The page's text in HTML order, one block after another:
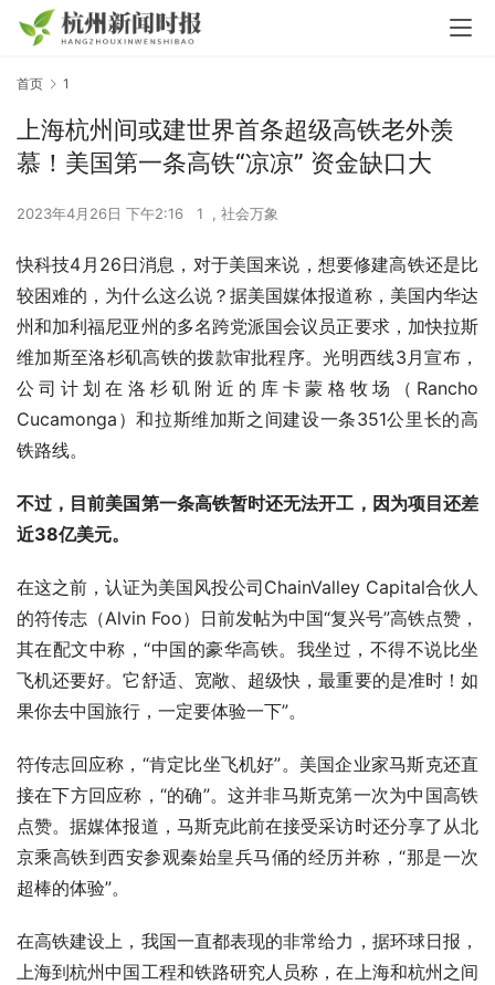
首页 1
上海杭州间或建世界首条超级高铁老外羡
慕！美国第一条高铁“凉凉” 资金缺口大
2023年4月26日 下午2:16 1 , 社会万象
快科技4月26日消息，对于美国来说，想要修建高铁还是比
较困难的，为什么这么说？据美国媒体报道称，美国内华达
州和加利福尼亚州的多名跨党派国会议员正要求，加快拉斯
维加斯至洛杉矶高铁的拨款审批程序。光明西线3月宣布，
公司计划在洛杉矶附近的库卡蒙格牧场（Rancho
Cucamonga）和拉斯维加斯之间建设一条351公里长的高
铁路线。
不过，目前美国第一条高铁暂时还无法开工，因为项目还差
近38亿美元。
在这之前，认证为美国风投公司ChainValley Capital合伙人
的符传志（Alvin Foo）日前发帖为中国“复兴号”高铁点赞，
其在配文中称，“中国的豪华高铁。我坐过，不得不说比坐
飞机还要好。它舒适、宽敞、超级快，最重要的是准时！如
果你去中国旅行，一定要体验一下”。
符传志回应称，“肯定比坐飞机好”。美国企业家马斯克还直
接在下方回应称，“的确”。这并非马斯克第一次为中国高铁
点赞。据媒体报道，马斯克此前在接受采访时还分享了从北
京乘高铁到西安参观秦始皇兵马俑的经历并称，“那是一次
超棒的体验”。
在高铁建设上，我国一直都表现的非常给力，据环球日报，
上海到杭州中国工程和铁路研究人员称，在上海和杭州之间